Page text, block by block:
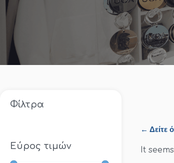
Φίλτρα
Εύρος τιμών
← Δείτε
It